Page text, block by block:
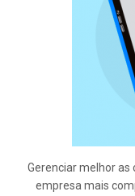
Gerenciar melhor
empresa mais